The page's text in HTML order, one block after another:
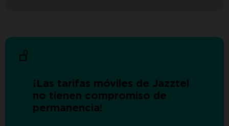
¡Las tarifas móviles de Jazztel
no tienen compromiso de
permanencia!